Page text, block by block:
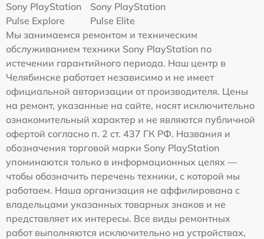
Sony PlayStation
Pulse Explore
Sony PlayStation
Pulse Elite
Мы занимаемся ремонтом и техническим
обслуживанием техники Sony PlayStation по
истечении гарантийного периода. Наш центр в
Челябинске работает независимо и не имеет
официальной авторизации от производителя. Цены
на ремонт, указанные на сайте, носят исключительно
ознакомительный характер и не являются публичной
офертой согласно п. 2 ст. 437 ГК РФ. Названия и
обозначения торговой марки Sony PlayStation
упоминаются только в информационных целях —
чтобы обозначить перечень техники, с которой мы
работаем. Наша организация не аффилирована с
владельцами указанных товарных знаков и не
представляет их интересы. Все виды ремонтных
работ выполняются исключительно на устройствах,